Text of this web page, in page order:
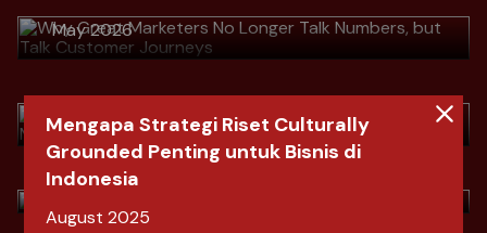
May 2026
> Habis Lebaran, Omzet Terjun
Bebas? Strategi Mengubah Pembeli
April 2026
Download
> Indonesia Fashion Market Outlook
by Clove Research
> Indonesia Fashion Market Outlook
by Clove Research
Mengapa Strategi Riset Culturally
Grounded Penting untuk Bisnis di
Indonesia
August 2025